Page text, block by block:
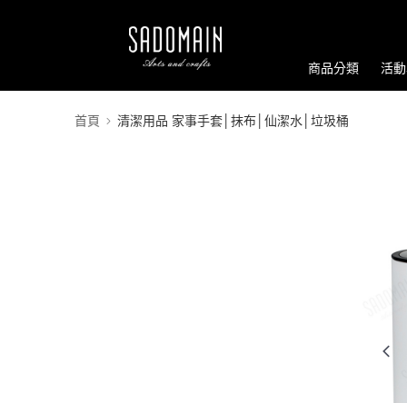
商品分類 活
首頁 清潔用品 家事手套│抹布│仙潔水│垃圾桶